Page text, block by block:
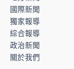
國際新聞
獨家報導
綜合報導
政治新聞
關於我們